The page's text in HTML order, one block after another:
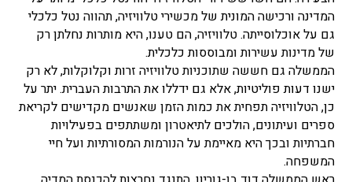
המדינה ורכישה המונית של מכשירי טלוויזיה, תהווה נטל כלכלי
גם על אוכלוסייתה. טלוויזיה, הם טענו, היא מותרות נחלתן רק
של מדינות עשירות ומבוססות כלכלית.
הממשלה גם חששה שתוכניות טלוויזיה זרות וקלוקלות, לא רק
ישנו דעות פוליטיות, אלא גם ידללו את התרבות העברית. יתר על
כן, הטלוויזיה תפחית את כמות הזמן שאנשים מקדישים לקריאת
ספרים ועיתונים, הולכים לתיאטרון ומשתתפים בפעילויות
חברתיות ובכך היא מאיימת על הנורמות המסורתיות ועל חיי
המשפחה.